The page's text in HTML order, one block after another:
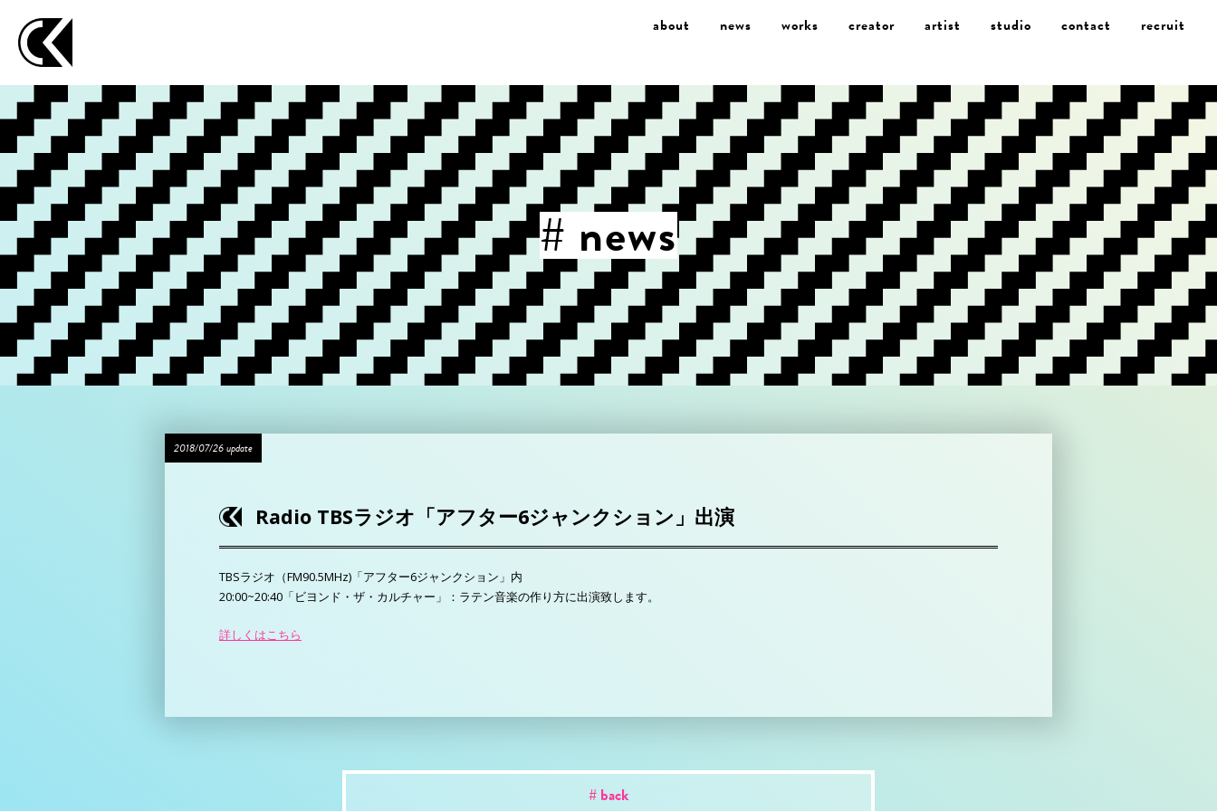
about news works creator artist studio contact recruit
# news
2018/07/26 update
Radio TBSラジオ「アフター6ジャンクション」出演
TBSラジオ（FM90.5MHz)「アフター6ジャンクション」内
20:00~20:40「ビヨンド・ザ・カルチャー」：ラテン音楽の作り方に出演致します。
詳しくはこちら
# back